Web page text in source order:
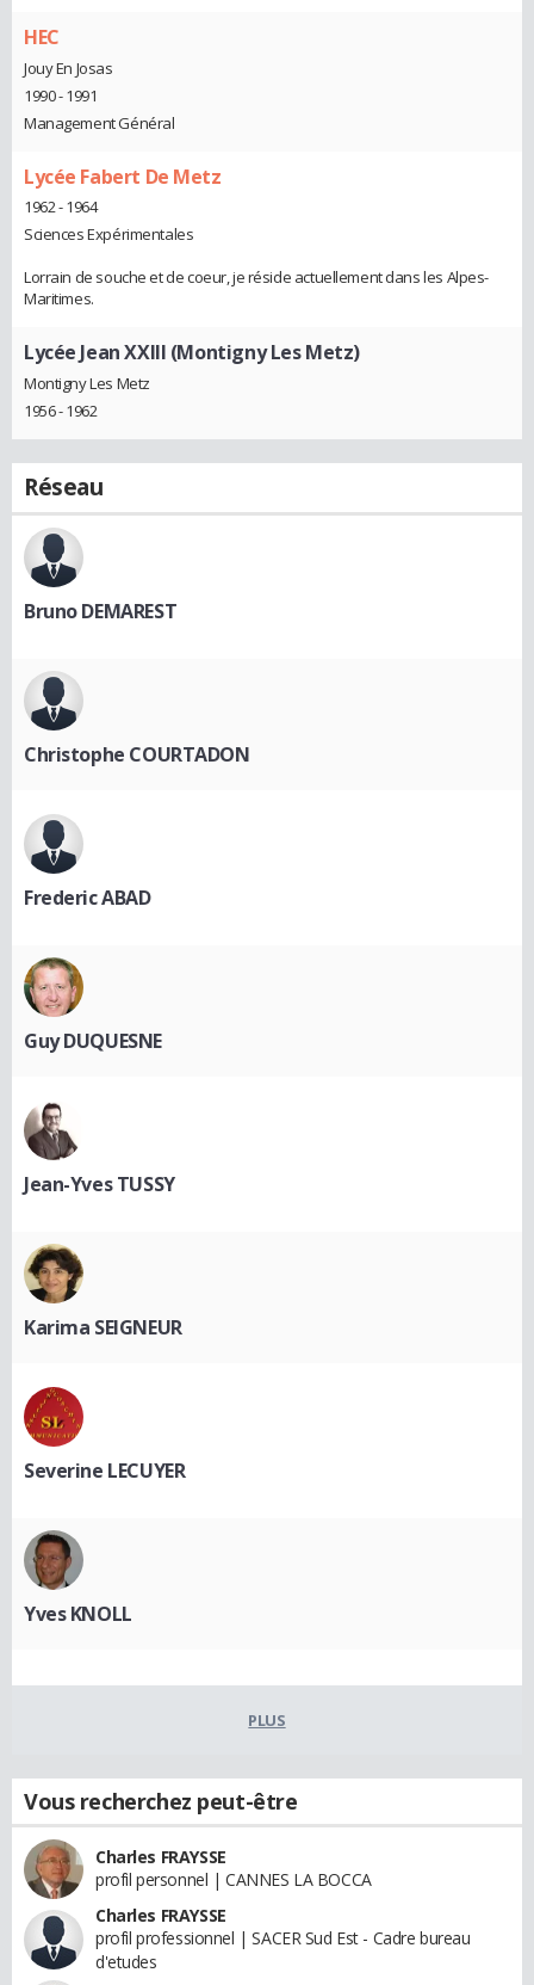
HEC
Jouy En Josas
1990 - 1991
Management Général
Lycée Fabert De Metz
1962 - 1964
Sciences Expérimentales
Lorrain de souche et de coeur, je réside actuellement dans les Alpes-
Maritimes.
Lycée Jean XXIII (Montigny Les Metz)
Montigny Les Metz
1956 - 1962
Réseau
Bruno DEMAREST
Christophe COURTADON
Frederic ABAD
Guy DUQUESNE
Jean-Yves TUSSY
Karima SEIGNEUR
Severine LECUYER
Yves KNOLL
PLUS
Vous recherchez peut-être
Charles FRAYSSE
profil personnel | CANNES LA BOCCA
Charles FRAYSSE
profil professionnel | SACER Sud Est - Cadre bureau
d'etudes